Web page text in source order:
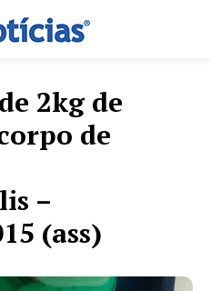
2kg de
de
–
(ass)